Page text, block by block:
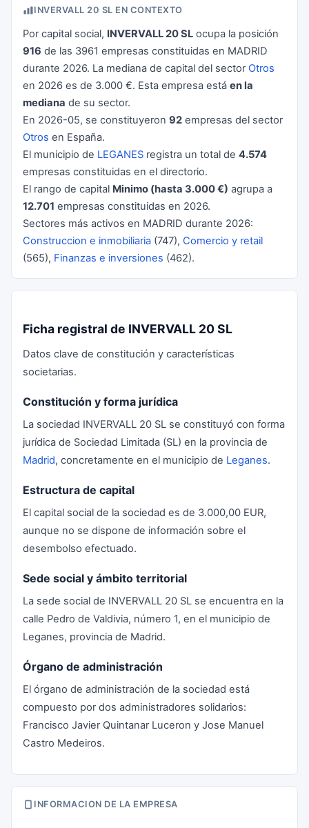
INVERVALL 20 SL EN CONTEXTO
Por capital social, INVERVALL 20 SL ocupa la posición
916 de las 3961 empresas constituidas en MADRID
durante 2026. La mediana de capital del sector Otros
en 2026 es de 3.000 €. Esta empresa está en la
mediana de su sector.
En 2026-05, se constituyeron 92 empresas del sector
Otros en España.
El municipio de LEGANES registra un total de 4.574
empresas constituidas en el directorio.
El rango de capital Minimo (hasta 3.000 €) agrupa a
12.701 empresas constituidas en 2026.
Sectores más activos en MADRID durante 2026:
Construccion e inmobiliaria (747), Comercio y retail
(565), Finanzas e inversiones (462).
Ficha registral de INVERVALL 20 SL
Datos clave de constitución y características
societarias.
Constitución y forma jurídica
La sociedad INVERVALL 20 SL se constituyó con forma
jurídica de Sociedad Limitada (SL) en la provincia de
Madrid, concretamente en el municipio de Leganes.
Estructura de capital
El capital social de la sociedad es de 3.000,00 EUR,
aunque no se dispone de información sobre el
desembolso efectuado.
Sede social y ámbito territorial
La sede social de INVERVALL 20 SL se encuentra en la
calle Pedro de Valdivia, número 1, en el municipio de
Leganes, provincia de Madrid.
Órgano de administración
El órgano de administración de la sociedad está
compuesto por dos administradores solidarios:
Francisco Javier Quintanar Luceron y Jose Manuel
Castro Medeiros.
INFORMACION DE LA EMPRESA